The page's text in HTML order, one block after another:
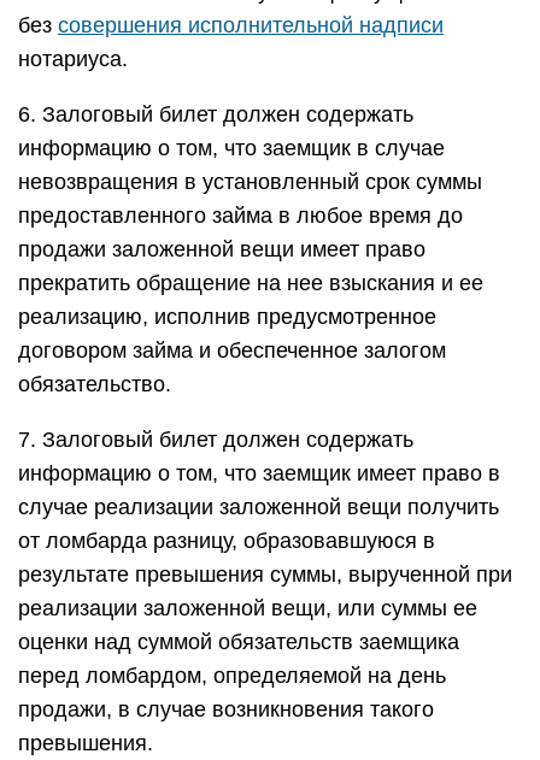
без совершения исполнительной надписи
нотариуса.
6. Залоговый билет должен содержать
информацию о том, что заемщик в случае
невозвращения в установленный срок суммы
предоставленного займа в любое время до
продажи заложенной вещи имеет право
прекратить обращение на нее взыскания и ее
реализацию, исполнив предусмотренное
договором займа и обеспеченное залогом
обязательство.
7. Залоговый билет должен содержать
информацию о том, что заемщик имеет право в
случае реализации заложенной вещи получить
от ломбарда разницу, образовавшуюся в
результате превышения суммы, вырученной при
реализации заложенной вещи, или суммы ее
оценки над суммой обязательств заемщика
перед ломбардом, определяемой на день
продажи, в случае возникновения такого
превышения.